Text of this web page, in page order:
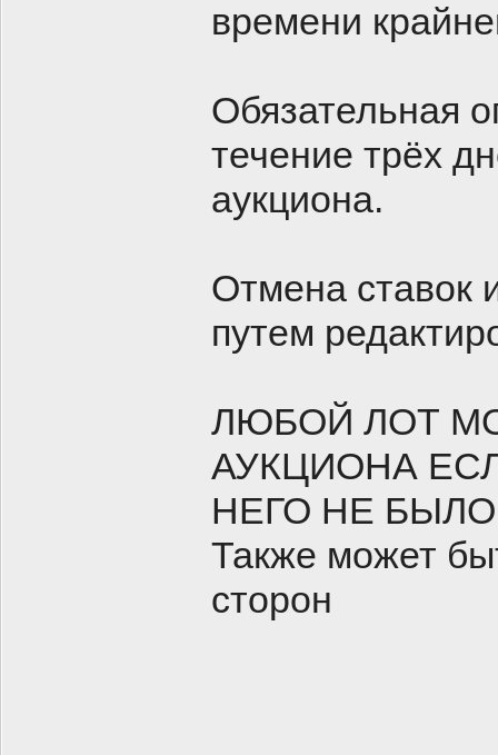
времени
Обязательная
течение трёх
аукциона.
Отмена ставок
путем
ЛЮБОЙ ЛОТ
АУКЦИОНА
НЕГО НЕ
Также может
сторон